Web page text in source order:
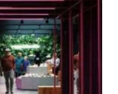
-36%